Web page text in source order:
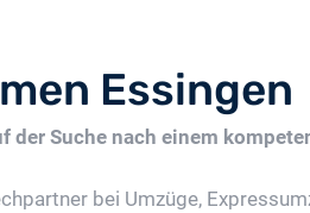
Essingen
der Suche nach einem
bei Umzüge,